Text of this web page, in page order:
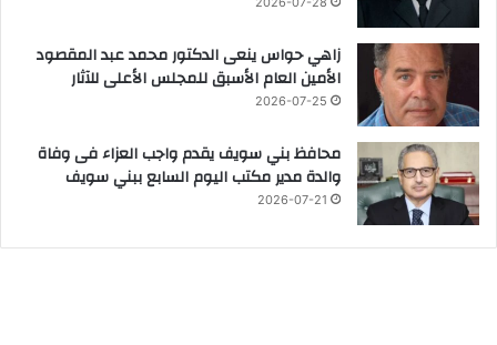
زاهي حواس ينعى الدكتور محمد عبد المقصود
الأمين العام الأسبق للمجلس الأعلى للآثار
2026-07-25
محافظ بني سويف يقدم واجب العزاء فى وفاة
والدة مدير مكتب اليوم السابع ببني سويف
2026-07-21